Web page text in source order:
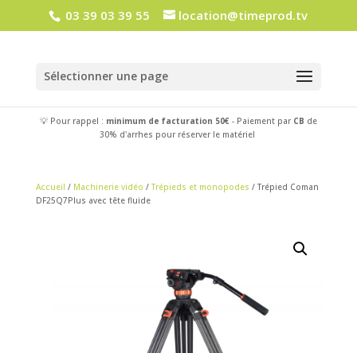
03 39 03 39 55 location@timeprod.tv
Sélectionner une page
💡 Pour rappel : minimum de facturation 50€ - Paiement par CB de
30% d'arrhes pour réserver le matériel
Accueil / Machinerie vidéo /Trépieds et monopodes / Trépied Coman
DF25Q7Plus avec tête fluide